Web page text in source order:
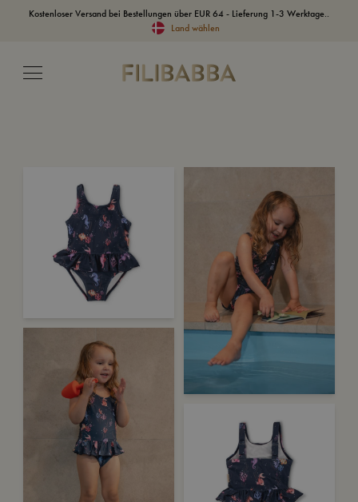
Kostenloser Versand bei Bestellungen über EUR 64 - Lieferung 1-3 Werktage..
Land wählen